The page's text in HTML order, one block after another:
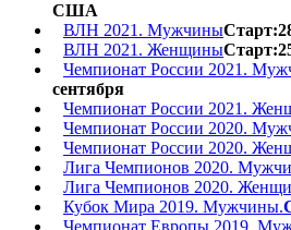
США
ВЛН 2021. Мужчины
ВЛН 2021. Женщины
Чемпионат России 2021.
сентября
Чемпионат России 2021.
Чемпионат России 2020.
Чемпионат России 2020.
Лига Чемпионов 2020.
Лига Чемпионов 2020.
Кубок Мира 2019. Мужчины.
Чемпионат Европы 2019.